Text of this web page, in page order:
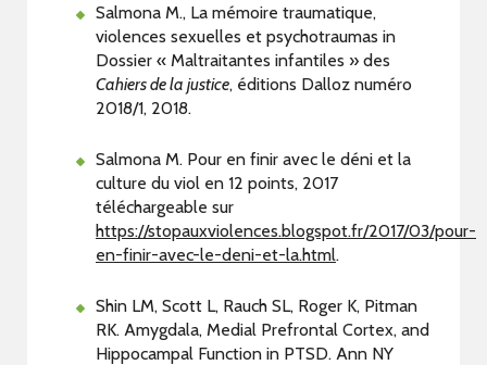
Salmona M., La mémoire traumatique,
violences sexuelles et psychotraumas in
Dossier « Maltraitantes infantiles » des
Cahiers de la justice, éditions Dalloz numéro
2018/1, 2018.
Salmona M. Pour en finir avec le déni et la
culture du viol en 12 points, 2017
téléchargeable sur
https://stopauxviolences.blogspot.fr/2017/03/pour-
en-finir-avec-le-deni-et-la.html.
Shin LM, Scott L, Rauch SL, Roger K, Pitman
RK. Amygdala, Medial Prefrontal Cortex, and
Hippocampal Function in PTSD. Ann NY